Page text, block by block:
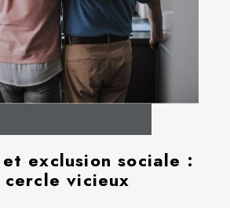
exclusion sociale :
cercle vicieux